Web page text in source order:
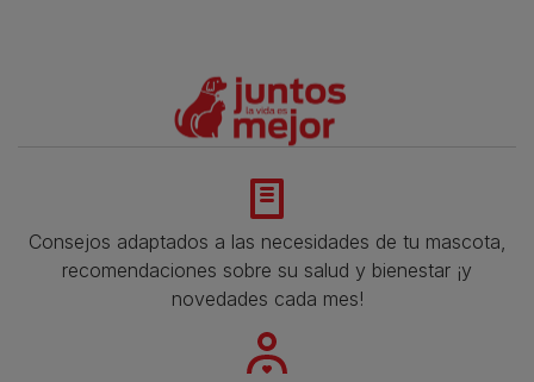
Consejos adaptados a las necesidades de tu mascota,
recomendaciones sobre su salud y bienestar ¡y
novedades cada mes!